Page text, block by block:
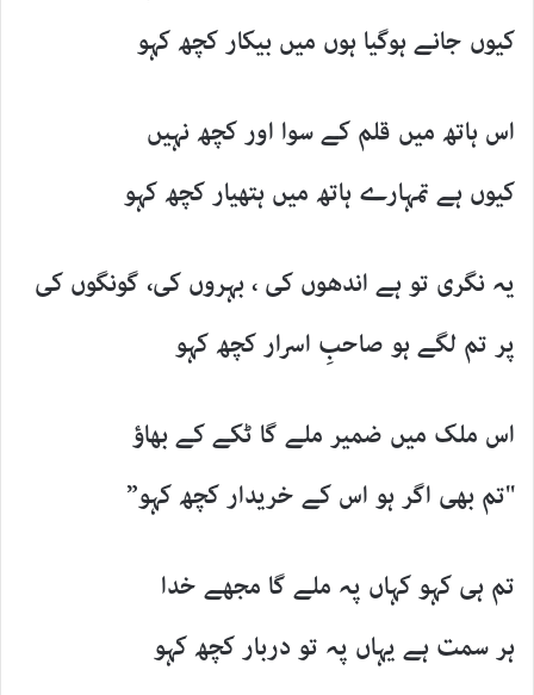
کیوں جانے ہوگیا ہوں میں بیکار کچھ کہو
اس ہاتھ میں قلم کے سوا اور کچھ نہیں
کیوں ہے تمہارے ہاتھ میں ہتھیار کچھ کہو
یہ نگری تو ہے اندھوں کی ، بہروں کی، گونگوں کی
پر تم لگے ہو صاحبِ اسرار کچھ کہو
اس ملک میں ضمیر ملے گا ٹکے کے بھاؤ
"تم بھی اگر ہو اس کے خریدار کچھ کہو”
تم ہی کہو کہاں پہ ملے گا مجھے خدا
ہر سمت ہے یہاں پہ تو دربار کچھ کہو